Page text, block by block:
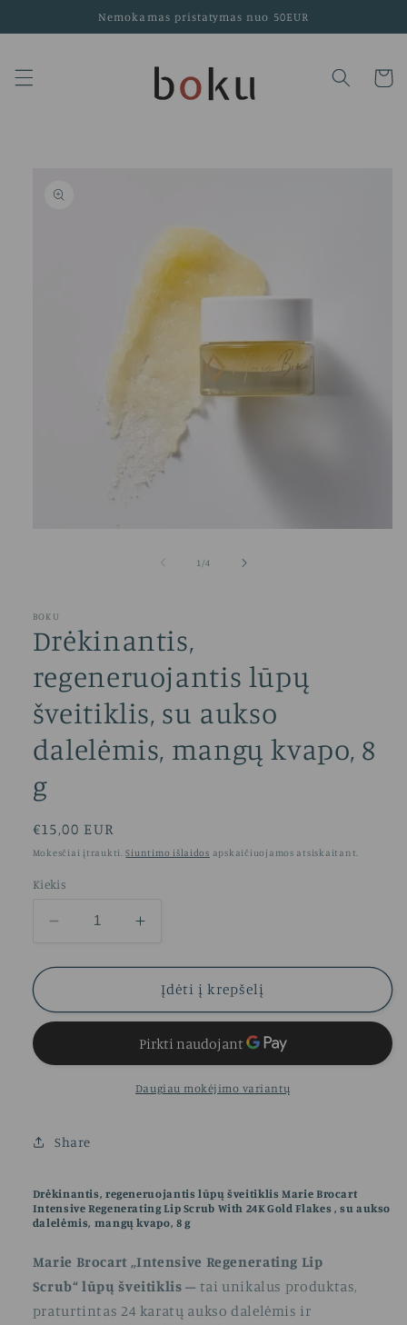
Nemokamas pristatymas nuo 50EUR
apie gaminį
1 /iš4
BOKU
Drėkinantis,
regeneruojantis lūpų
šveitiklis, su aukso
dalelėmis, mangų kvapo, 8
g
Įprasta
kaina
€15,00 EUR
Mokesčiai įtraukti.Siuntimo išlaidos apskaičiuojamos atsiskaitant.
Kiekis
Sumažinti
regeneruojantis
šveitiklis,
dalelėmis,
g
Padidinti
regeneruojantis
lūpų
šveitiklis,
aukso
dalelėmis,
mangų
Įdėti į krepšelį
Daugiau mokėjimo variantų
Share
Drėkinantis, regeneruojantis lūpų šveitiklis Marie Brocart
Intensive Regenerating Lip Scrub With 24K Gold Flakes , su aukso
dalelėmis, mangų kvapo, 8 g
Marie Brocart „Intensive Regenerating Lip
Scrub“ lūpų šveitiklis – tai unikalus produktas,
praturtintas 24 karatų aukso dalelėmis ir